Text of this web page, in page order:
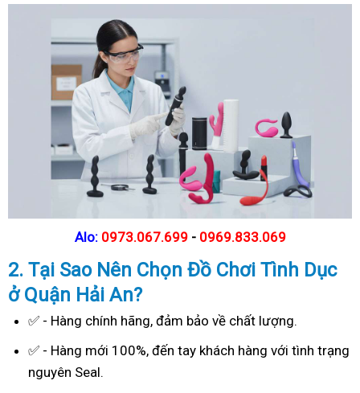
Alo: 0973.067.699 - 0969.833.069
2. Tại SaoNên Chọn Đồ Chơi Tình Dục
ở Quận Hải An?
✅ - Hàng chính hãng, đảm bảo về chất lượng.
✅ - Hàng mới 100%, đến tay khách hàng với tình trạng
nguyên Seal.